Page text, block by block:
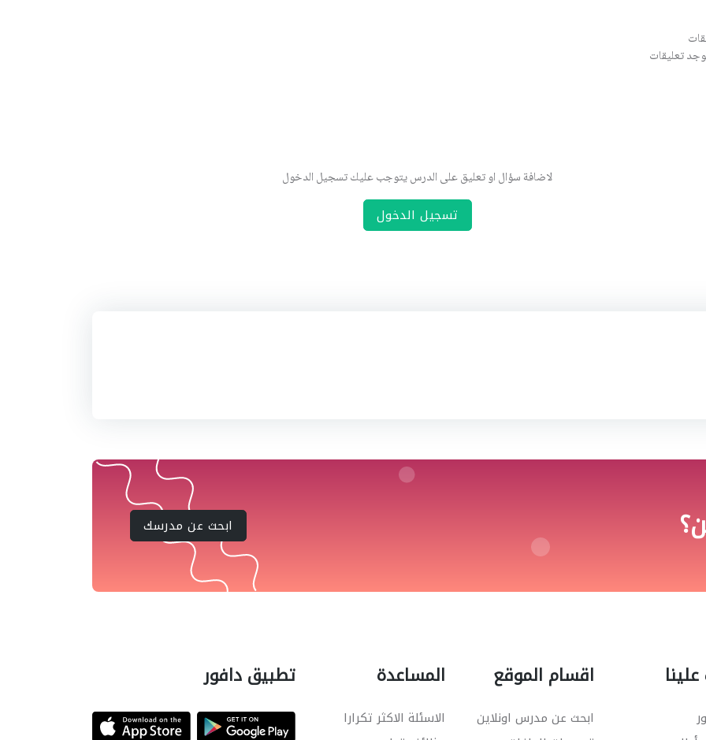
تعليقات
لاضافة سؤال او تعليق على الدرس يتوجب عليك تسجيل الدخول
تسجيل الدخول
ابحث عن مدرسك
اقسام الموقع
ابحث عن مدرس اونلاين
المساعدة
الاسئلة الاكثر تكرارا
تطبيق دافور